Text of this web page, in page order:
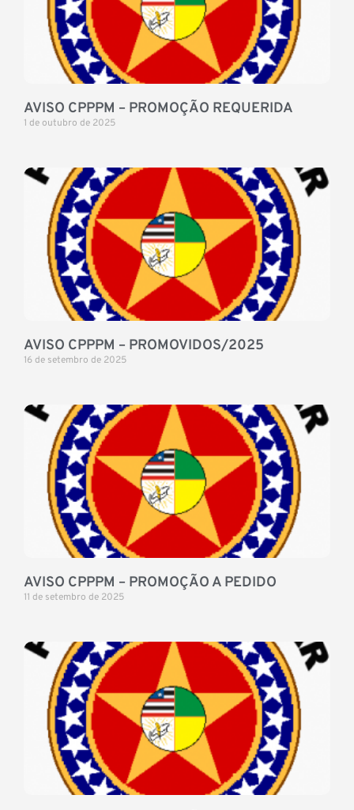
AVISO CPPPM – PROMOÇÃO REQUERIDA
1 de outubro de 2025
AVISO CPPPM – PROMOVIDOS/2025
16 de setembro de 2025
AVISO CPPPM – PROMOÇÃO A PEDIDO
11 de setembro de 2025